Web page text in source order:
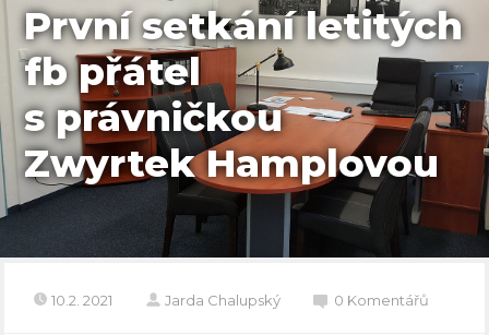
První setkání letitých
fb přátel
s právničkou
Zwyrtek Hamplovou
10.2. 2021 Jarda Chalupský 0 Komentářů